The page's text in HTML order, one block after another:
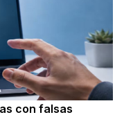
con falsas